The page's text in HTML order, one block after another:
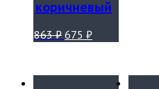
коричневый
863₽ 675 ₽